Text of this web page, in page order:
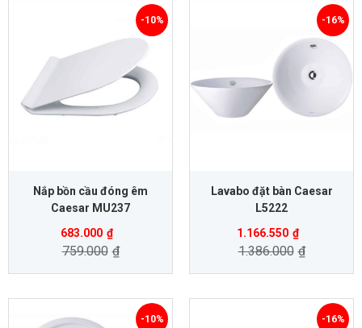
Nắp bồn cầu đóng êm
Caesar MU237
683.000 ₫
759.000 ₫
-10%
Lavabo đặt bàn Caesar
L5222
1.166.550 ₫
1.386.000 ₫
-16%
-10% -16%